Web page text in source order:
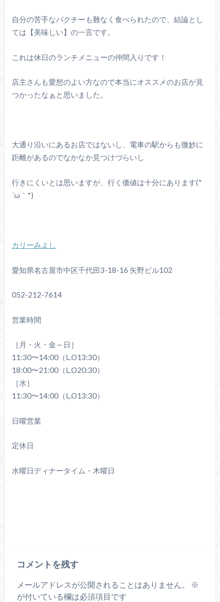
自分の苦手なパクチーも難なく食べられたので、結論とし
ては【美味しい】の一言です。
これは休日のランチメニューの仲間入りです！
店主さんも愛想のよい方なので本当にオススメのお店が見
つかったなぁと思いました。
大通り沿いにあるお店ではないし、電車の駅からも微妙に
距離があるのでなかなか見つけづらいし
行きにくいとは思いますが、行く価値は十分にあります(*
´ω｀*)
カリーみよし
愛知県名古屋市中区千代田3-18-16 矢野ビル102
052-212-7614
営業時間
［月・火・金～日］
11:30〜14:00（L.O13:30）
18:00〜21:00（L.O20:30）
［水］
11:30〜14:00（L.O13:30）
日曜営業
定休日
水曜日ディナータイム・木曜日
コメントを残す
メールアドレスが公開されることはありません。
※
が付いている欄は必須項目です